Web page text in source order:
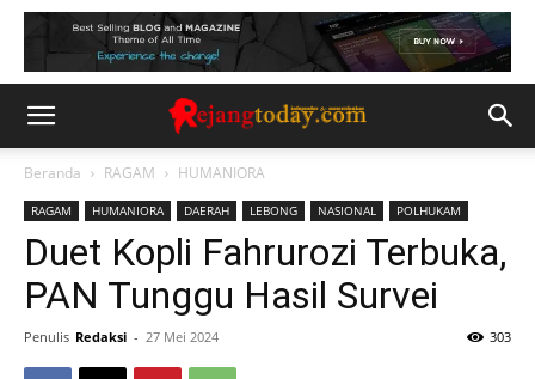
Beranda RAGAM HUMANIORA
RAGAM HUMANIORA DAERAH LEBONG NASIONAL POLHUKAM
Duet Kopli Fahrurozi Terbuka,
PAN Tunggu Hasil Survei
Penulis Redaksi - 27 Mei 2024 303